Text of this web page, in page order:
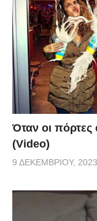
Όταν οι
(Video)
9 ΔΕΚΕΜΒΡΊΟΥ, 2023